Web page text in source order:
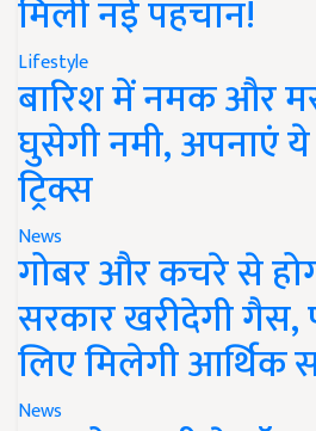
मिली नई पहचान!
Lifestyle
बारिश में नमक और
घुसेगी नमी, अपनाएं
ट्रिक्स
News
गोबर और कचरे से
सरकार खरीदेगी गैस,
लिए मिलेगी आर्थिक
News